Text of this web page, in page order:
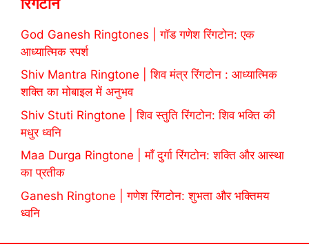
God Ganesh Ringtones | गॉड गणेश रिंगटोन: एक
आध्यात्मिक स्पर्श
Shiv Mantra Ringtone | शिव मंत्र रिंगटोन : आध्यात्मिक
शक्ति का मोबाइल में अनुभव
Shiv Stuti Ringtone | शिव स्तुति रिंगटोन: शिव भक्ति की
मधुर ध्वनि
Maa Durga Ringtone | माँ दुर्गा रिंगटोन: शक्ति और आस्था
का प्रतीक
Ganesh Ringtone | गणेश रिंगटोन: शुभता और भक्तिमय
ध्वनि